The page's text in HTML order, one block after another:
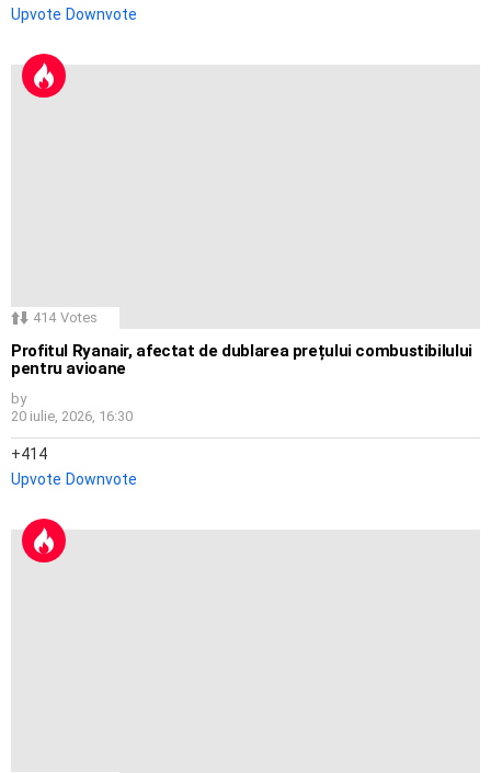
Upvote Downvote
414 Votes
Profitul Ryanair, afectat de dublarea prețului combustibilului
pentru avioane
by
20 iulie, 2026, 16:30
414
Upvote Downvote